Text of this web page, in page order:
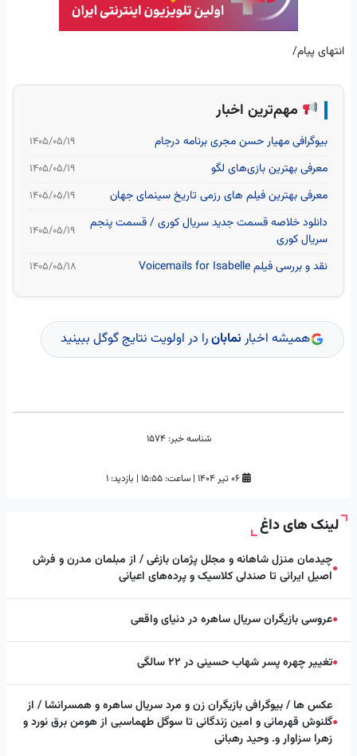
انتهای پیام/
مهم‌ترین اخبار
بیوگرافی مهیار حسن مجری برنامه درجام ۱۴۰۵/۰۵/۱۹
معرفی بهترین بازی‌های لگو ۱۴۰۵/۰۵/۱۹
معرفی بهترین فیلم های رزمی تاریخ سینمای جهان ۱۴۰۵/۰۵/۱۹
دانلود خلاصه قسمت جدید سریال کوری / قسمت پنجم
سریال کوری
۱۴۰۵/۰۵/۱۹
نقد و بررسی فیلم Voicemails for Isabelle ۱۴۰۵/۰۵/۱۸
همیشه اخبار نمابانرا در اولویت نتایج گوگل ببینید
شناسه خبر: 1574
| ساعت: ۱۵:۵۵ | بازدید: 1
لینک های داغ
●چیدمان منزل شاهانه و مجلل پژمان بازغی / از مبلمان مدرن و فرش
اصیل ایرانی تا صندلی کلاسیک و پرده‌های اعیانی
●عروسی بازیگران سریال ساهره در دنیای واقعی
●تغییر چهره پسر شهاب حسینی در ۲۲ سالگی
●
عکس ها / بیوگرافی بازیگران زن و مرد سریال ساهره و همسرانشا / از
گلنوش قهرمانی و امین زندگانی تا سوگل طهماسبی از هومن برق نورد و
زهرا سزاوار و. وحید رهبانی